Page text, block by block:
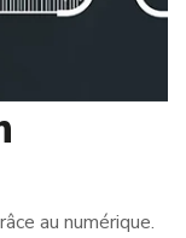
au numérique.